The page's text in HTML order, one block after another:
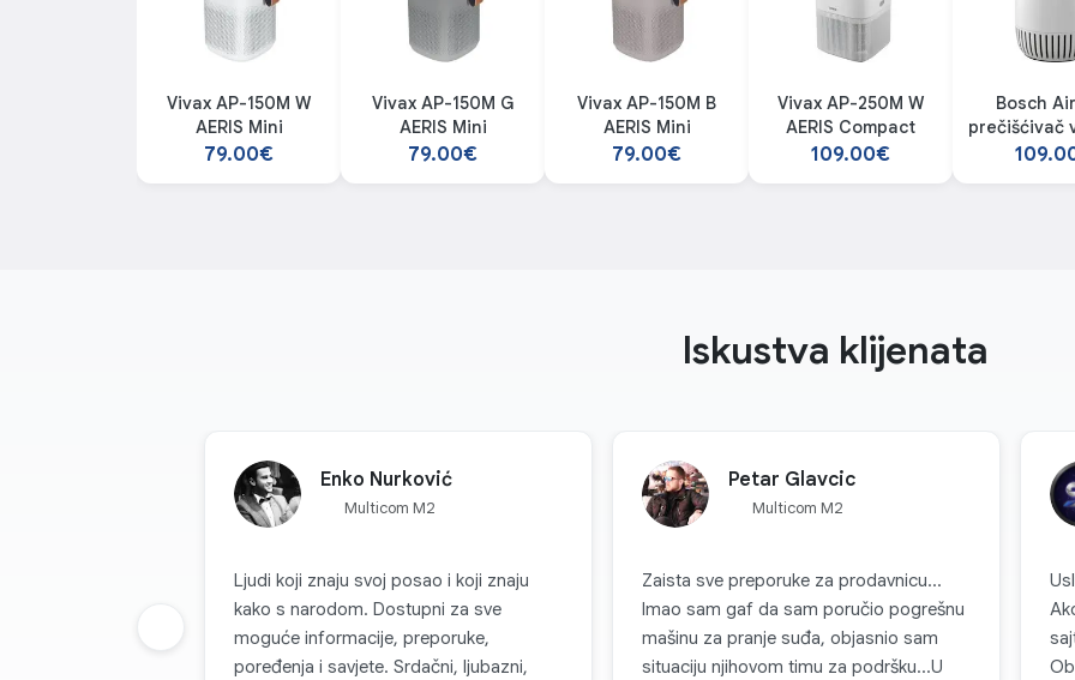
Vivax AP-150M W
AERIS Mini
79.00€
Vivax AP-150M G
AERIS Mini
79.00€
Vivax AP-150M B
AERIS Mini
79.00€
Vivax AP-250M W
AERIS Compact
109.00€
Bosch
prečišćivač
Iskustva klijenata
Enko Nurković
Multicom M2
Ljudi koji znaju svoj posao i koji znaju
kako s narodom. Dostupni za sve
moguće informacije, preporuke,
poređenja i savjete. Srdačni, ljubazni,
Petar Glavcic
Multicom M2
Zaista sve preporuke za prodavnicu...
Imao sam gaf da sam poručio pogrešnu
mašinu za pranje suđa, objasnio sam
situaciju njihovom timu za podršku...U
Prethodna grupa